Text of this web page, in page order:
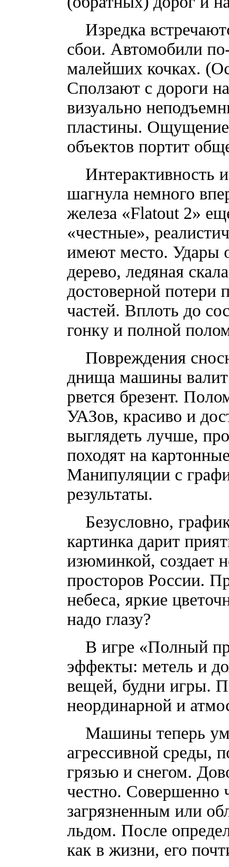
Изредка
сбои. Автомобили
малейших кочках.
Сползают с дороги
визуально
пластины. Ощущение
объектов портит
Интерактивность
шагнула немного
железа «Flatout 2»
«честные»,
имеют место. Удары
дерево, ледяная
достоверной потери
частей. Вплоть до
гонку и полной
Повреждения
днища машины
рвется брезент.
УАЗов, красиво и
выглядеть лучше,
походят на
Манипуляции с
результаты.
Безусловно,
картинка дарит
изюминкой, создает
просторов России.
небеса, яркие
надо глазу?
В игре «Полный
эффекты: метель и
вещей, будни игры.
неординарной и
Машины теперь
агрессивной среды,
грязью и снегом.
честно. Совершенно
загрязненным или
льдом. После
как в жизни, его